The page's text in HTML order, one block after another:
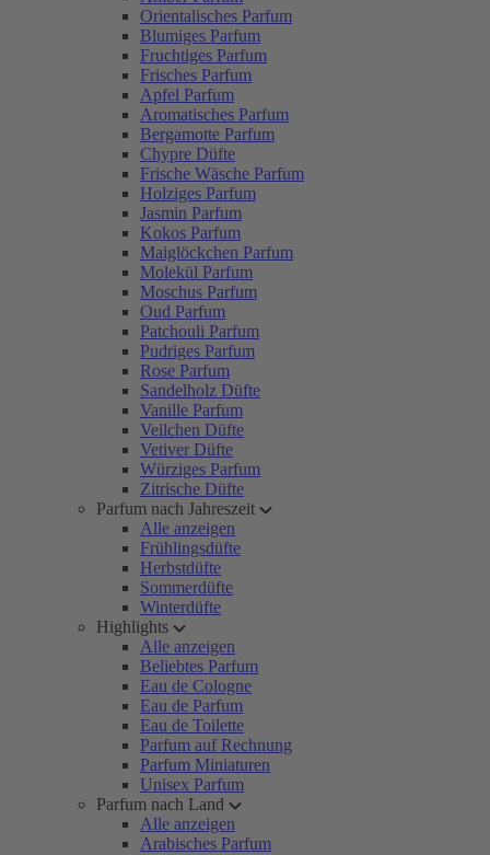
Orientalisches Parfum
Blumiges Parfum
Fruchtiges Parfum
Frisches Parfum
Apfel Parfum
Aromatisches Parfum
Bergamotte Parfum
Chypre Düfte
Frische Wäsche Parfum
Holziges Parfum
Jasmin Parfum
Kokos Parfum
Maiglöckchen Parfum
Molekül Parfum
Moschus Parfum
Oud Parfum
Patchouli Parfum
Pudriges Parfum
Rose Parfum
Sandelholz Düfte
Vanille Parfum
Veilchen Düfte
Vetiver Düfte
Würziges Parfum
Zitrische Düfte
Parfum nach Jahreszeit
Alle anzeigen
Frühlingsdüfte
Herbstdüfte
Sommerdüfte
Winterdüfte
Highlights
Alle anzeigen
Beliebtes Parfum
Eau de Cologne
Eau de Parfum
Eau de Toilette
Parfum auf Rechnung
Parfum Miniaturen
Unisex Parfum
Parfum nach Land
Alle anzeigen
Arabisches Parfum